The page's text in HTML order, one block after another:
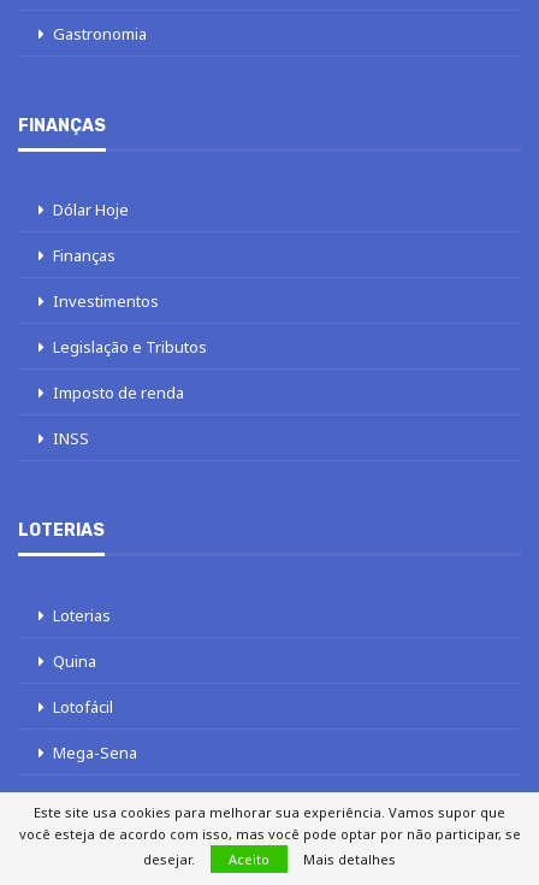
Gastronomia
FINANÇAS
Dólar Hoje
Finanças
Investimentos
Legislação e Tributos
Imposto de renda
INSS
LOTERIAS
Loterias
Quina
Lotofácil
Mega-Sena
Tele sena
Este site usa cookies para melhorar sua experiência. Vamos supor que
você esteja de acordo com isso, mas você pode optar por não participar, se
desejar.
Aceito Mais detalhes